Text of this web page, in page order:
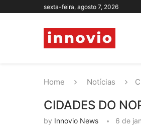
sexta-feira, agosto 7, 2026
Home Notícias
CIDADES DO
by Innovio News 6 de